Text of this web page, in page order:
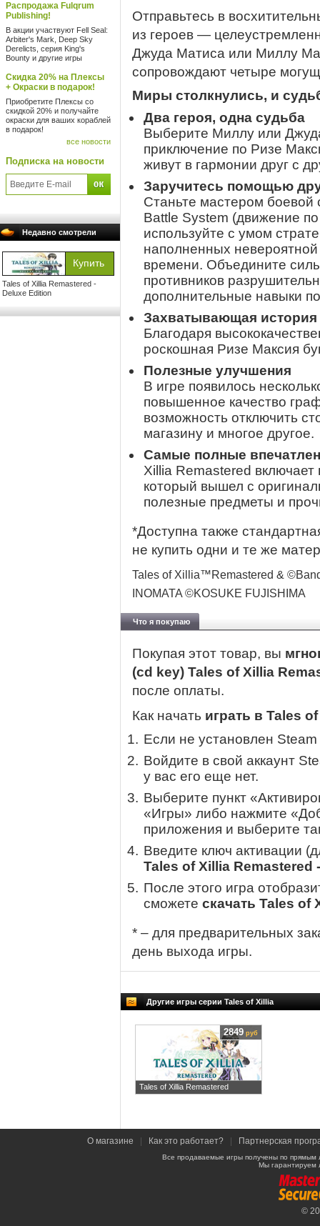
Распродажа Fulqrum
Publishing!
В акции участвуют Fell Seal:
Arbiter's Mark, Deep Sky
Derelicts, серия King's
Bounty и другие игры
Скидка 20% на Плексы
+ Окраски в подарок!
Приобретите Плексы со
скидкой 20% и получайте
окраски для ваших кораблей
в подарок!
все новости
Подписка на новости
Недавно смотрели
Tales of Xillia Remastered -
Deluxe Edition
Отправьтесь в
из героев —
Джуда Матиса или Миллу
сопровождают четыре
Миры столкнулись, и
Два героя, одна судьба
Выберите Миллу или
приключение по Ризе
живут в гармонии друг с
Заручитесь помощью
Станьте мастером
Battle System (движение
используйте с умом
наполненных
времени. Объедините
противников
дополнительные навыки
Захватывающая история
Благодаря
роскошная Ризе Максия
Полезные улучшения
В игре появилось
повышенное качество
возможность отключить
магазину и многое другое.
Самые полные
Xillia Remastered включает
который вышел с
полезные предметы и
*Доступна также
не купить одни и те же
Tales of Xillia™Remastered &
INOMATA ©KOSUKE FUJISHIMA
Что я покупаю
Покупая этот товар, вы
(cd key) Tales of Xillia
после оплаты.
Как начать играть в Tales
Если не установлен
Войдите в свой аккаунт
у вас его еще нет.
Выберите пункт
«Игры» либо нажмите
приложения и выберите
Введите ключ активации
Tales of Xillia Remastered
После этого игра
сможете скачать Tales of
* – для предварительных
день выхода игры.
Другие игры серии Tales of Xillia
Tales of Xillia Remastered
2849 руб
О магазине Как это работает? Партнерская
Все продаваемые игры получены по
Мы гарантируем
©